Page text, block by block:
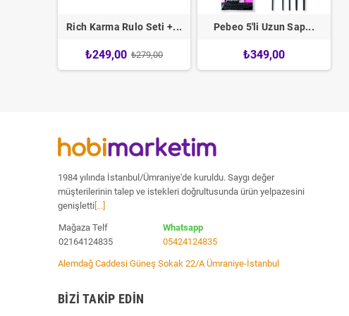
Rich Karma Rulo Seti +...
₺249,00 ₺279,00
Pebeo 5'li Uzun Sap...
₺349,00
1984 yılında İstanbul/Ümraniye'de kuruldu. Saygı değer
müşterilerinin talep ve istekleri doğrultusunda ürün yelpazesini
genişletti [...]
Mağaza Telf
02164124835
Whatsapp
05424124835
Alemdağ Caddesi Güneş Sokak 22/A Ümraniye-İstanbul
BIZI TAKIP EDIN